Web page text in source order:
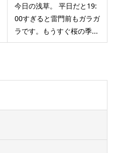
今日の浅草。 平日だと19:
00すぎると雷門前もガラガ
ラです。もうすぐ桜の季...